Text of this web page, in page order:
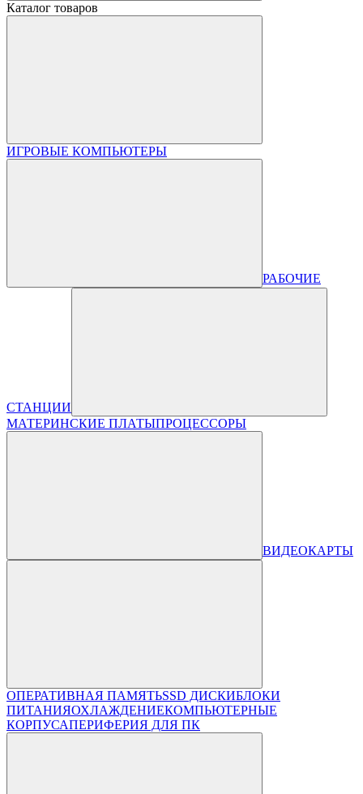
Каталог товаров
ИГРОВЫЕ КОМПЬЮТЕРЫ
РАБОЧИЕ
СТАНЦИИ
МАТЕРИНСКИЕ ПЛАТЫПРОЦЕССОРЫ
ВИДЕОКАРТЫ
ОПЕРАТИВНАЯ ПАМЯТЬSSD ДИСКИБЛОКИ
ПИТАНИЯОХЛАЖДЕНИЕКОМПЬЮТЕРНЫЕ
КОРПУСАПЕРИФЕРИЯ ДЛЯ ПК